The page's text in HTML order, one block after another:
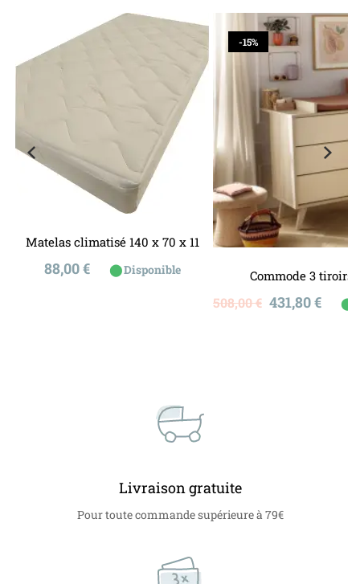
Matelas climatisé 140 x 70 x 11
Prix
88,00 € ⬤Disponible Commode 3 tiroirs
Prix
508,00 €
-15%
Prix
431,80 € ⬤
Livraison gratuite
Pour toute commande supérieure à 79€